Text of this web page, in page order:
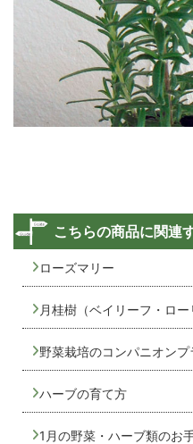
こちらの商品に関連
ローズマリー
月桂樹（ベイリーフ・ロー
野菜栽培のコンパニオンプ
ハーブの育て方
1月の野菜・ハーブ類のお